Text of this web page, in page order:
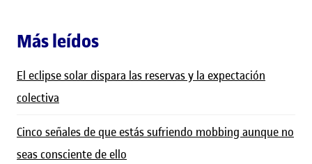
Más leídos
El eclipse solar dispara las reservas y la expectación
colectiva
Cinco señales de que estás sufriendo mobbing aunque no
seas consciente de ello